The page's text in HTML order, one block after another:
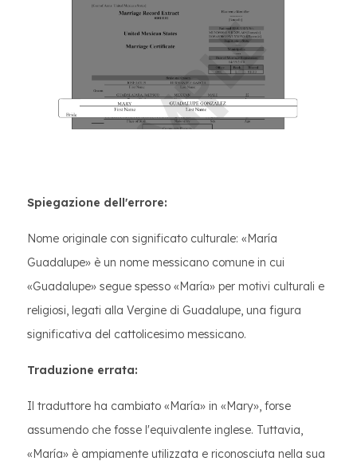
Spiegazione dell'errore:
Nome originale con significato culturale: «María
Guadalupe» è un nome messicano comune in cui
«Guadalupe» segue spesso «María» per motivi culturali e
religiosi, legati alla Vergine di Guadalupe, una figura
significativa del cattolicesimo messicano.
Traduzione errata:
Il traduttore ha cambiato «María» in «Mary», forse
assumendo che fosse l'equivalente inglese. Tuttavia,
«María» è ampiamente utilizzata e riconosciuta nella sua